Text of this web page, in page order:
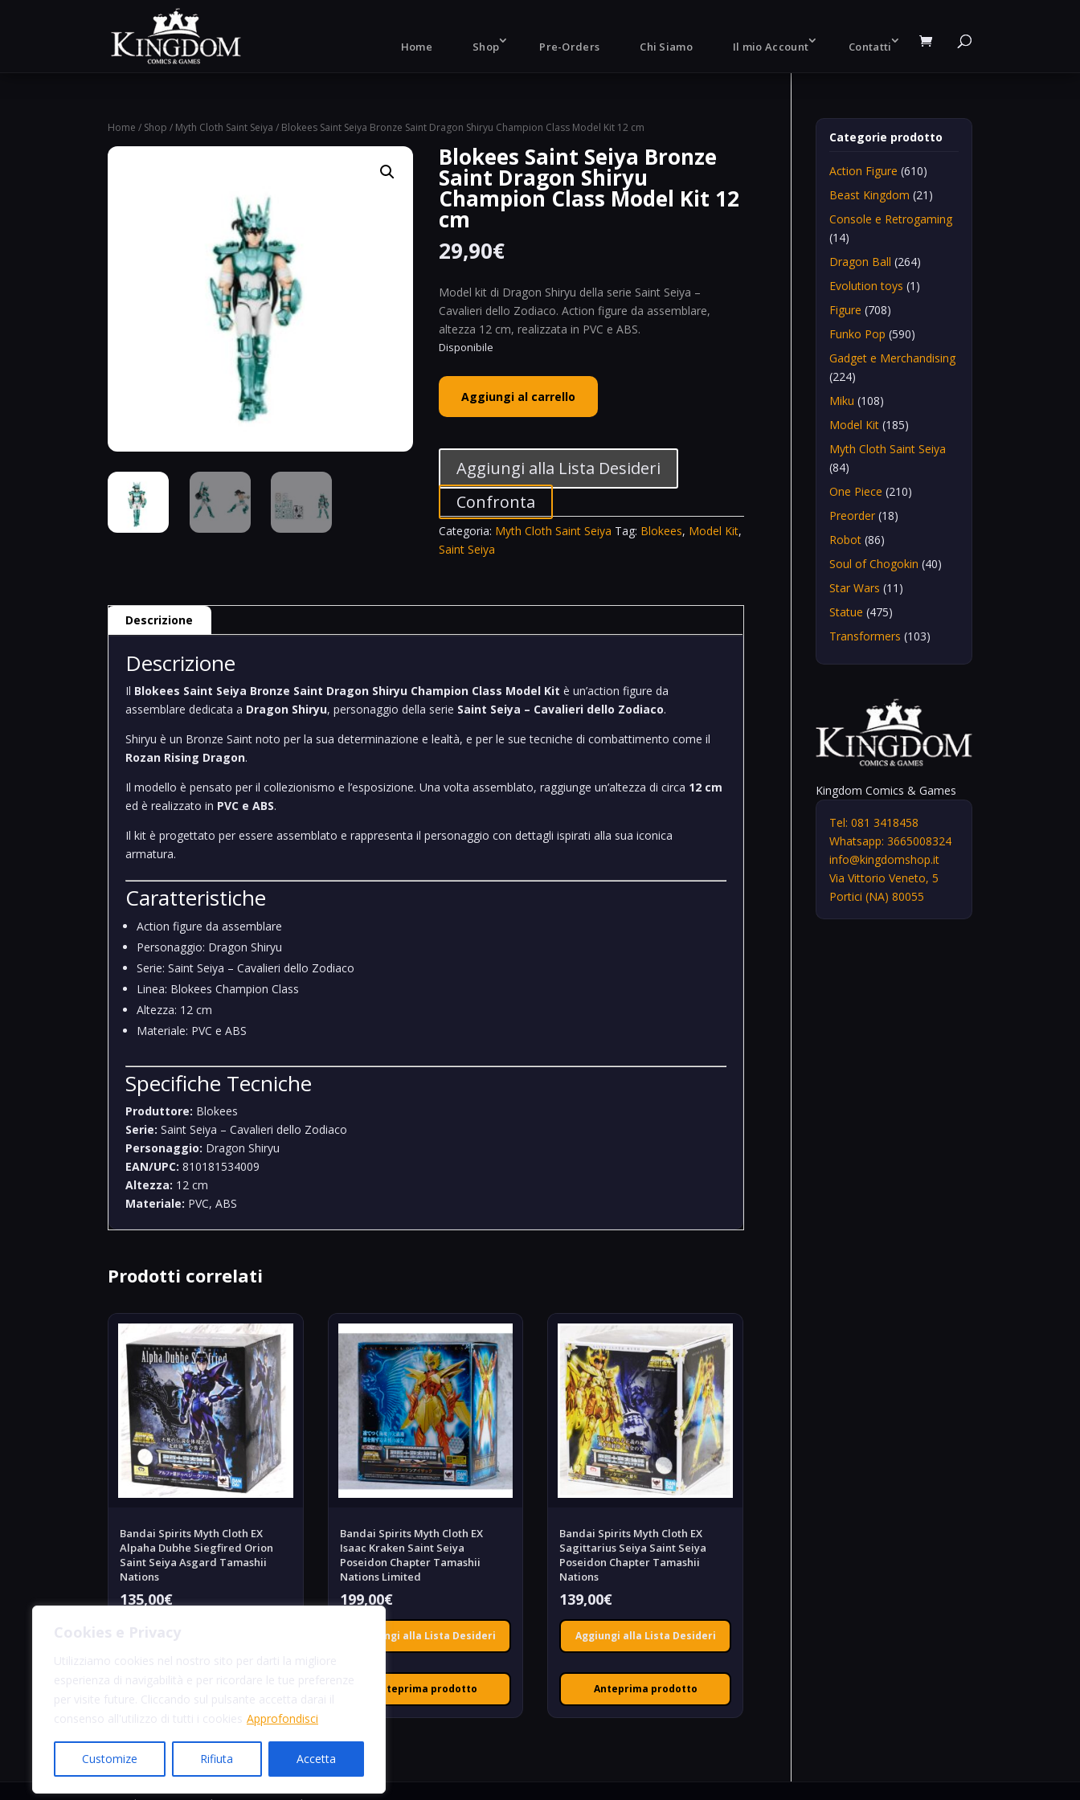
Approfondisci
Customize Rifiuta Accetta
Home Shop Pre-Orders Chi Siamo Il mio Account Contatti
Home / Shop / Myth Cloth Saint Seiya / Blokees Saint Seiya Bronze Saint Dragon Shiryu Champion Class Model Kit 12 cm
Blokees Saint Seiya Bronze
Saint Dragon Shiryu
Champion Class Model Kit 12
cm
29,90€
Model kit di Dragon Shiryu della serie Saint Seiya –
Cavalieri dello Zodiaco. Action figure da assemblare,
altezza 12 cm, realizzata in PVC e ABS.
Disponibile
Blokees
Saint
Seiya
Dragon
Shiryu
Champion
Class
Model
cm
Aggiungi al carrello
Aggiungi alla Lista Desideri
Confronta
Categoria: Myth Cloth Saint Seiya Tag: Blokees, Model Kit,
Saint Seiya
Descrizione
Descrizione
Il Blokees Saint Seiya Bronze Saint Dragon Shiryu Champion Class Model Kit è un’action figure da
assemblare dedicata a Dragon Shiryu, personaggio della serie Saint Seiya – Cavalieri dello Zodiaco.
Shiryu è un Bronze Saint noto per la sua determinazione e lealtà, e per le sue tecniche di combattimento come il
Rozan Rising Dragon.
Il modello è pensato per il collezionismo e l’esposizione. Una volta assemblato, raggiunge un’altezza di circa 12 cm
ed è realizzato in PVC e ABS.
Il kit è progettato per essere assemblato e rappresenta il personaggio con dettagli ispirati alla sua iconica
armatura.
Caratteristiche
Action figure da assemblare
Personaggio: Dragon Shiryu
Serie: Saint Seiya – Cavalieri dello Zodiaco
Linea: Blokees Champion Class
Altezza: 12 cm
Materiale: PVC e ABS
Specifiche Tecniche
Produttore: Blokees
Serie: Saint Seiya – Cavalieri dello Zodiaco
Personaggio: Dragon Shiryu
EAN/UPC: 810181534009
Altezza: 12 cm
Materiale: PVC, ABS
Prodotti correlati
Bandai Spirits Myth Cloth EX
Alpaha Dubhe Siegfired Orion
Saint Seiya Asgard Tamashii
Nations
135,00€
Bandai Spirits Myth Cloth EX
Isaac Kraken Saint Seiya
Poseidon Chapter Tamashii
Nations Limited
199,00€
Aggiungi alla Lista Desideri
Anteprima prodotto
Bandai Spirits Myth Cloth EX
Sagittarius Seiya Saint Seiya
Poseidon Chapter Tamashii
Nations
139,00€
Aggiungi alla Lista Desideri
Anteprima prodotto
Categorie prodotto
Action Figure (610)
Beast Kingdom (21)
Console e Retrogaming
(14)
Dragon Ball (264)
Evolution toys (1)
Figure (708)
Funko Pop (590)
Gadget e Merchandising
(224)
Miku (108)
Model Kit (185)
Myth Cloth Saint Seiya
(84)
One Piece (210)
Preorder (18)
Robot (86)
Soul of Chogokin (40)
Star Wars (11)
Statue (475)
Transformers (103)
Kingdom Comics & Games
Tel: 081 3418458
Whatsapp: 3665008324
info@kingdomshop.it
Via Vittorio Veneto, 5
Portici (NA) 80055